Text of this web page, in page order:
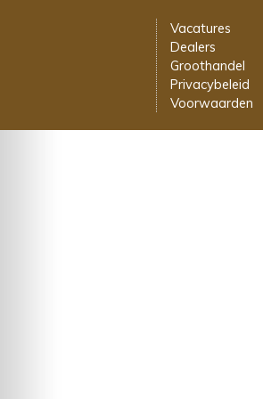
Vacatures
Dealers
Groothandel
Privacybeleid
Voorwaarden